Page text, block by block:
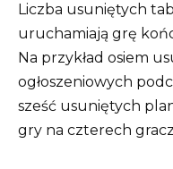
Liczba usuniętych
uruchamiają grę
Na przykład osiem
ogłoszeniowych
sześć usuniętych
gry na czterech